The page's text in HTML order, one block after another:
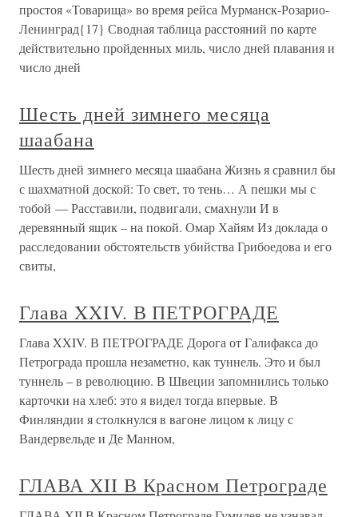
простоя «Товарища» во время рейса Мурманск-Розарио-
Ленинград{17} Сводная таблица расстояний по карте
действительно пройденных миль, число дней плавания и
число дней
Шесть дней зимнего месяца
шаабана
Шесть дней зимнего месяца шаабана Жизнь я сравнил бы
с шахматной доской: То свет, то тень… А пешки мы с
тобой — Расставили, подвигали, смахнули И в
деревянный ящик – на покой. Омар Хайям Из доклада о
расследовании обстоятельств убийства Грибоедова и его
свиты,
Глава XXIV. В ПЕТРОГРАДЕ
Глава XXIV. В ПЕТРОГРАДЕ Дорога от Галифакса до
Петрограда прошла незаметно, как туннель. Это и был
туннель – в революцию. В Швеции запомнились только
карточки на хлеб: это я видел тогда впервые. В
Финляндии я столкнулся в вагоне лицом к лицу с
Вандервельде и Де Манном,
ГЛАВА XII В Красном Петрограде